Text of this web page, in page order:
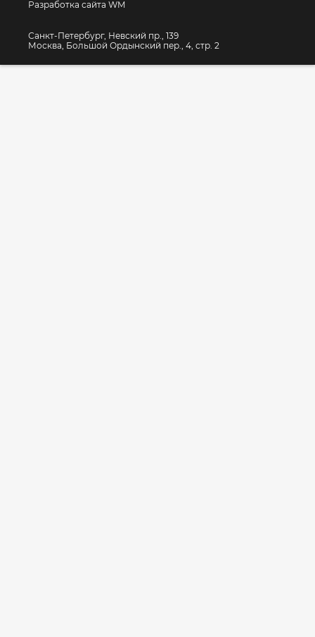
Разработка сайта WM
Санкт-Петербург, Невский пр., 139
Москва, Большой Ордынский пер., 4, стр. 2